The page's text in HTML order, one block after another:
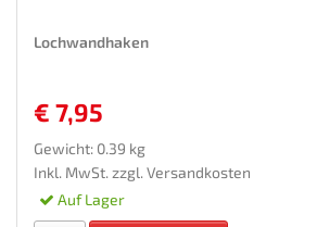
Lochwandhaken
€ 7,95
Gewicht: 0.39 kg
Inkl. MwSt. zzgl. Versandkosten
Auf Lager